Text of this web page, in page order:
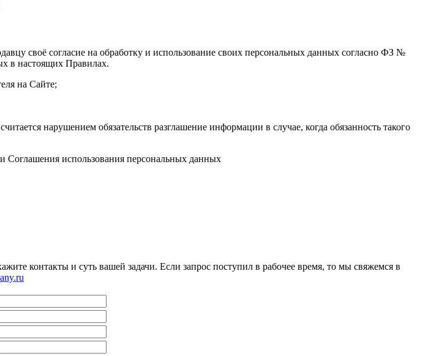
своё согласие на обработку и использование своих персональных данных согласно ФЗ №
в настоящих Правилах.
на Сайте;
нарушением обязательств разглашение информации в случае, когда обязанность такого
Соглашения использования персональных данных
контакты и суть вашей задачи. Если запрос поступил в рабочее время, то мы свяжемся в